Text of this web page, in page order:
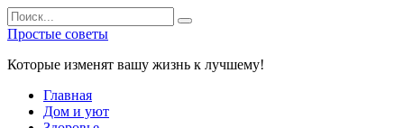
Перейти
к
содержанию
Search
for:
Простые советы
Которые изменят вашу жизнь к лучшему!
Главная
Дом и уют